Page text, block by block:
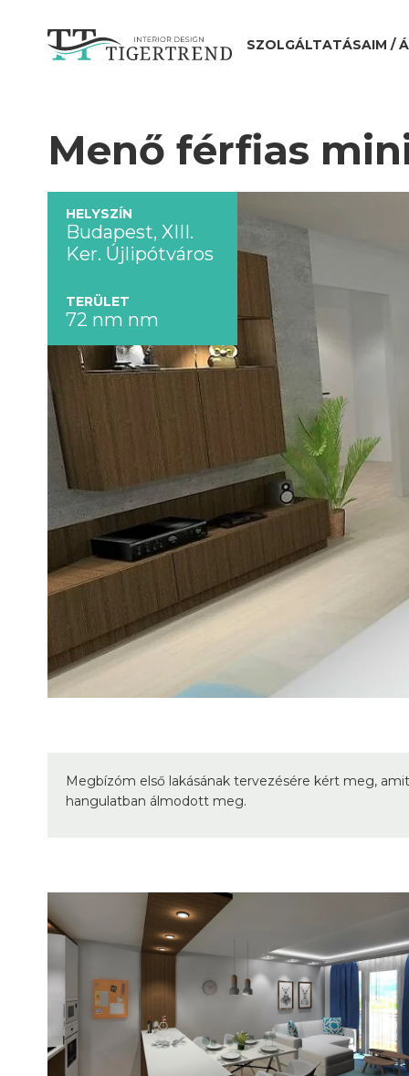
SZOLGÁLTATÁSAIM /
Menő férfias
HELYSZÍN
Budapest, XIII.
Ker. Újlipótváros
TERÜLET
72 nm nm
Megbízóm első lakásának tervezésére kért meg,
hangulatban álmodott meg.